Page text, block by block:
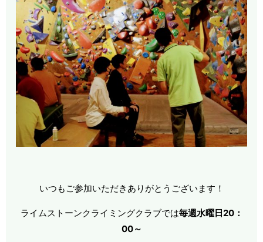
いつもご参加いただきありがとうございます！
ライムストーンクライミングクラブでは毎週水曜日20：
00～